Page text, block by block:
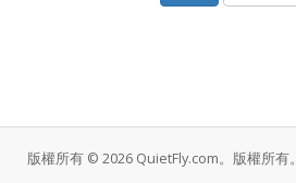
版權所有 © 2026 QuietFly.com。版權所有。